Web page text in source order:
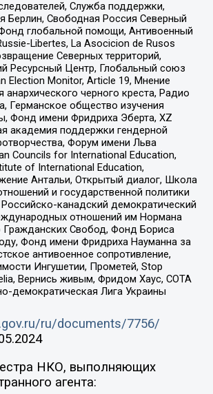
Служба поддержки,
Берлин, Свободная Россия Северный
глобальной помощи, Антивоенный
Libertes, La Asocicion de Rusos
Северных территорий,
Ресурсный Центр, Глобальный союз
Election Monitor, Article 19, Мнение
черного креста, Радио
Германское общество изучения
Фонд имени Фридриха Эберта, XZ
академия поддержки гендерной
Форум имени Льва
Councils for International Education,
of International Education,
Антальи, Открытый диалог, Школа
и государственной политики
канадский демократический
отношений им Нормана
Гражданских Свобод, Фонд Бориса
Фонд имени Фридриха Науманна за
антивоенное сопротивление,
Ингушетии, Прометей, Stop
Вернись живым, Фридом Хаус, СОТА
демократическая Лига Украины
ru/documents/7756/
НКО, выполняющих
агента: